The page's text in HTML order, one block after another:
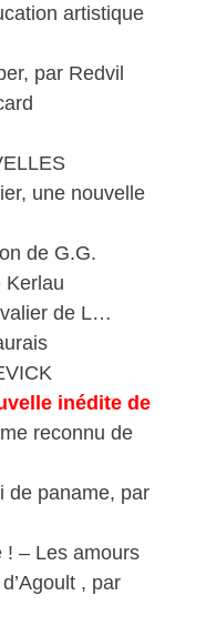
artistique
par Redvil
une nouvelle
de G.G.
Kerlau
de L…
inédite de
reconnu de
de paname, par
! – Les amours
, par